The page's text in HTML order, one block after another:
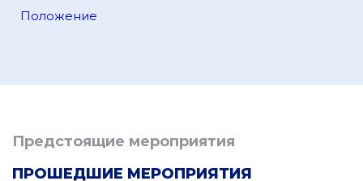
Положение
Предстоящие мероприятия
ПРОШЕДШИЕ МЕРОПРИЯТИЯ